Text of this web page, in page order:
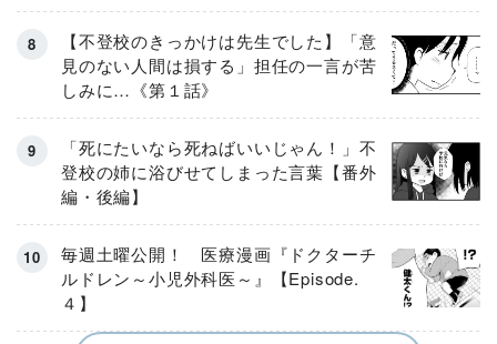
【不登校のきっかけは先生でした】「意
見のない人間は損する」担任の一言が苦
しみに…《第１話》
「死にたいなら死ねばいいじゃん！」不
登校の姉に浴びせてしまった言葉【番外
編・後編】
毎週土曜公開！ 医療漫画『ドクターチ
ルドレン～小児外科医～』【Episode.
４】